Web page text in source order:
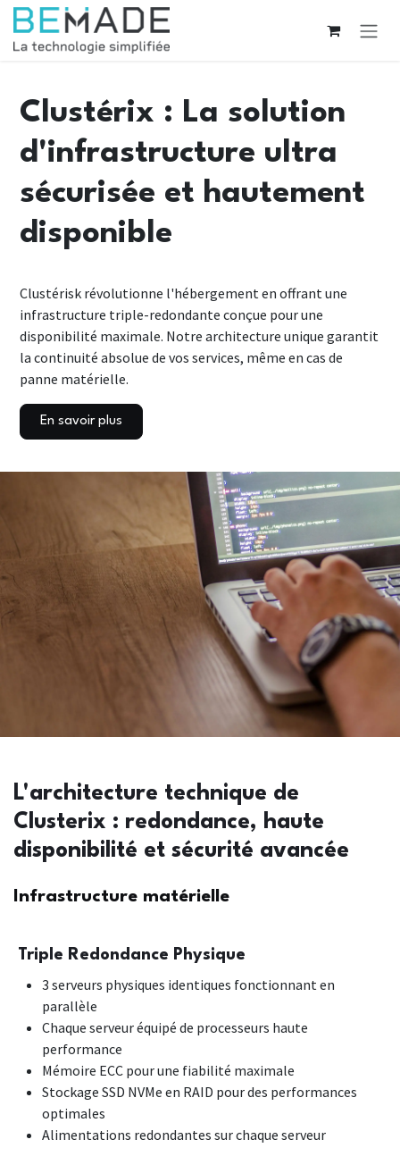
Se rendre au contenu
Clustérix : La solution
d'infrastructure ultra
sécurisée et hautement
disponible
Clustérisk révolutionne l'hébergement en offrant une
infrastructure triple-redondante conçue pour une
disponibilité maximale. Notre architecture unique garantit
la continuité absolue de vos services, même en cas de
panne matérielle.
En savoir plus
L'architecture technique de
Clusterix : redondance, haute
disponibilité et sécurité avancée
Infrastructure matérielle
Triple Redondance Physique
3 serveurs physiques identiques fonctionnant en
parallèle
Chaque serveur équipé de processeurs haute
performance
Mémoire ECC pour une fiabilité maximale
Stockage SSD NVMe en RAID pour des performances
optimales
Alimentations redondantes sur chaque serveur